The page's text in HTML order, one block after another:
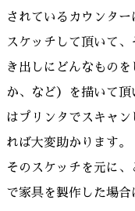
されているカウンタ
スケッチして頂いて、
き出しにどんなもの
か、など）を描いて
はプリンタでスキャ
れば大変助かります。
そのスケッチを元に
で家具を製作した場